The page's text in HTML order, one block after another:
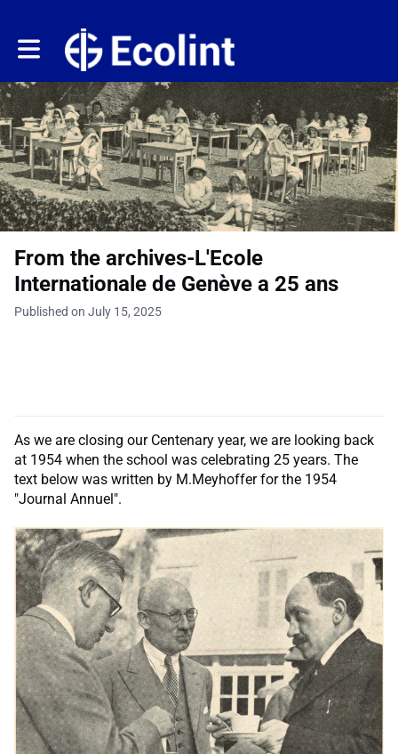
Toggle main navigation
From the archives-L'Ecole
Internationale de Genève a 25 ans
Published on July 15, 2025
As we are closing our Centenary year, we are looking back
at 1954 when the school was celebrating 25 years. The
text below was written by M.Meyhoffer for the 1954
"Journal Annuel".